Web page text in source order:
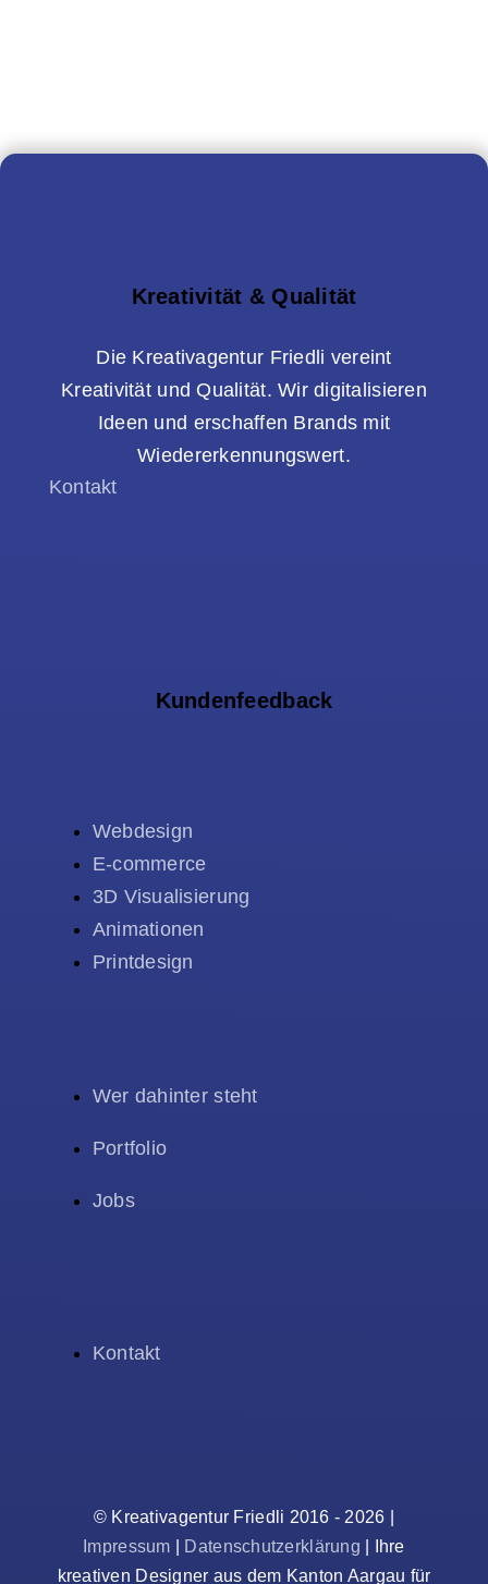
Kreativität & Qualität
Die Kreativagentur Friedli vereint
Kreativität und Qualität. Wir digitalisieren
Ideen und erschaffen Brands mit
Wiedererkennungswert.
Kontakt
Kundenfeedback
Webdesign
E-commerce
3D Visualisierung
Animationen
Printdesign
Wer dahinter steht
Portfolio
Jobs
Kontakt
© Kreativagentur Friedli 2016 - 2026 |
Impressum
Datenschutzerklärung
| Ihre
kreativen Designer aus dem Kanton Aargau für